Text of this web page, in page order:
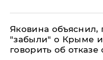
Яковина объяснил,
"забыли" о Крыме
говорить об отказе